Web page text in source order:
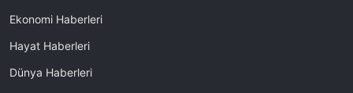
Ekonomi Haberleri
Hayat Haberleri
Dünya Haberleri